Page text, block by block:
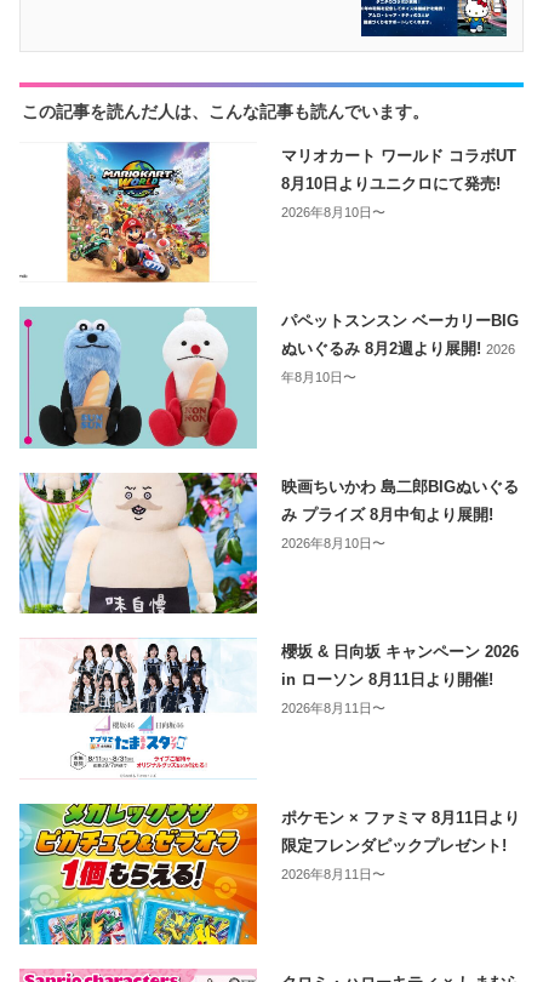
この記事を読んだ人は、こんな記事も読んでいます。
マリオカート ワールド コラボUT
8月10日よりユニクロにて発売!
2026年8月10日〜
パペットスンスン ベーカリーBIG
ぬいぐるみ 8月2週より展開!2026
年8月10日〜
映画ちいかわ 島二郎BIGぬいぐる
み プライズ 8月中旬より展開!
2026年8月10日〜
櫻坂 & 日向坂 キャンペーン 2026
in ローソン 8月11日より開催!
2026年8月11日〜
ポケモン × ファミマ 8月11日より
限定フレンダピックプレゼント!
2026年8月11日〜